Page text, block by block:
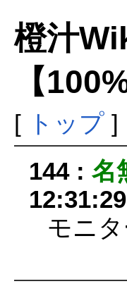
橙汁
【
[ トップ]
144 :名
モニ